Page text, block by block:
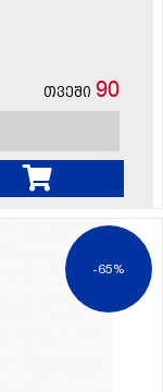
თვეში 90
-65%